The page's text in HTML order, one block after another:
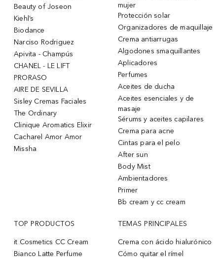
Beauty of Joseon
Kiehl’s
Biodance
Narciso Rodriguez
Apivita - Champús
CHANEL - LE LIFT
PRORASO
AIRE DE SEVILLA
Sisley Cremas Faciales
The Ordinary
Clinique Aromatics Elixir
Cacharel Amor Amor
Missha
mujer
Protección solar
Organizadores de maquillaje
Crema antiarrugas
Algodones smaquillantes
Aplicadores
Perfumes
Aceites de ducha
Aceites esenciales y de
masaje
Sérums y aceites capilares
Crema para acne
Cintas para el pelo
After sun
Body Mist
Ambientadores
Primer
Bb cream y cc cream
TOP PRODUCTOS
it Cosmetics CC Cream
Bianco Latte Perfume
TEMAS PRINCIPALES
Crema con ácido hialurónico
Cómo quitar el rímel